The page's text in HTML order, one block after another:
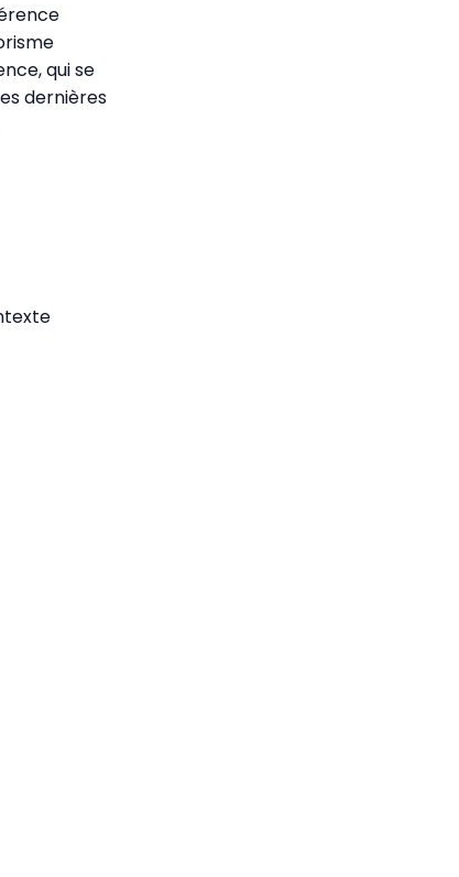
qui se
dernières